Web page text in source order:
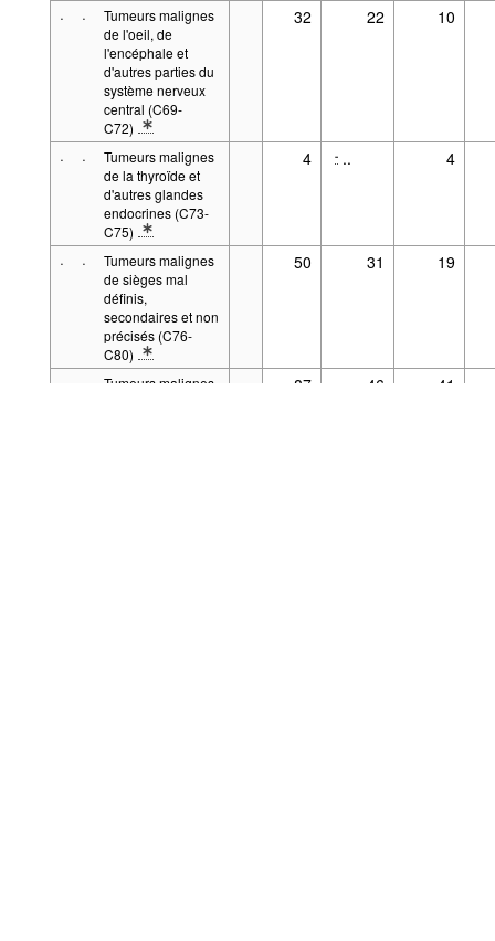
· ·
Tumeurs malignes
de l'oeil, de
l'encéphale et
d'autres parties du
système nerveux
central (C69-
C72)
* Note spécification 1: Entre parenthèses: Code de
32 22 10
· ·
Tumeurs malignes
de la thyroïde et
d'autres glandes
endocrines (C73-
C75)
* Note spécification 1: Entre parenthèses: Code de
4 - .. 4
· ·
Tumeurs malignes
de sièges mal
définis,
secondaires et non
précisés (C76-
C80)
* Note spécification 1: Entre parenthèses: Code de
50 31 19
Tumeurs malignes
87 46 41
Alimenté par la.Stat Suite
Aspects légaux